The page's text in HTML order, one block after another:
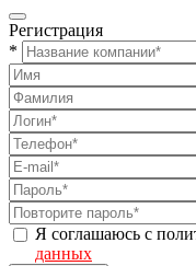
Регистрация
*
Я соглашаюсь с
данных